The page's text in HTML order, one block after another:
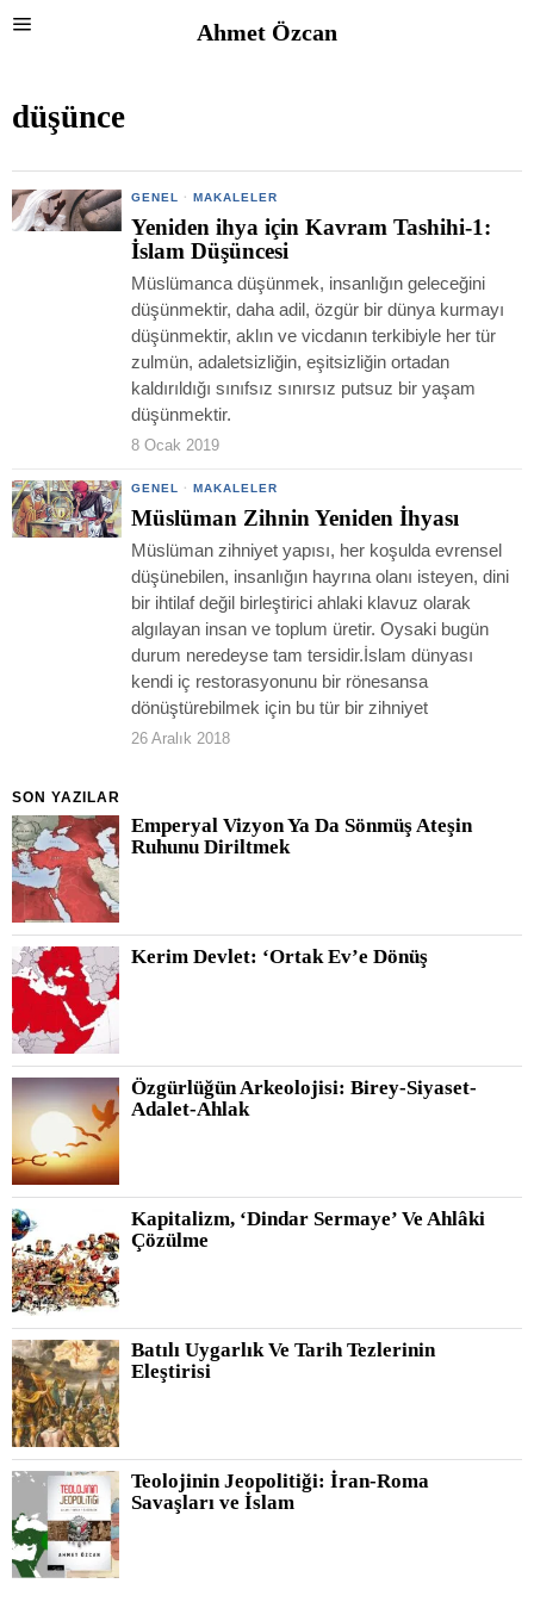
Ahmet Özcan
düşünce
GENEL · MAKALELER
Yeniden ihya için Kavram Tashihi-1:
İslam Düşüncesi
Müslümanca düşünmek, insanlığın geleceğini
düşünmektir, daha adil, özgür bir dünya kurmayı
düşünmektir, aklın ve vicdanın terkibiyle her tür
zulmün, adaletsizliğin, eşitsizliğin ortadan
kaldırıldığı sınıfsız sınırsız putsuz bir yaşam
düşünmektir.
8 Ocak 2019
GENEL · MAKALELER
Müslüman Zihnin Yeniden İhyası
Müslüman zihniyet yapısı, her koşulda evrensel
düşünebilen, insanlığın hayrına olanı isteyen, dini
bir ihtilaf değil birleştirici ahlaki klavuz olarak
algılayan insan ve toplum üretir. Oysaki bugün
durum neredeyse tam tersidir.İslam dünyası
kendi iç restorasyonunu bir rönesansa
dönüştürebilmek için bu tür bir zihniyet
26 Aralık 2018
SON YAZILAR
Emperyal Vizyon Ya Da Sönmüş Ateşin
Ruhunu Diriltmek
Kerim Devlet: ‘Ortak Ev’e Dönüş
Özgürlüğün Arkeolojisi: Birey-Siyaset-
Adalet-Ahlak
Kapitalizm, ‘Dindar Sermaye’ Ve Ahlâki
Çözülme
Batılı Uygarlık Ve Tarih Tezlerinin
Eleştirisi
Teolojinin Jeopolitiği: İran-Roma
Savaşları ve İslam